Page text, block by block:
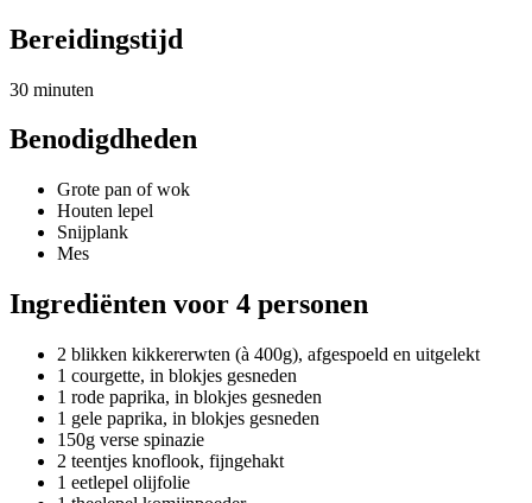
Bereidingstijd
30 minuten
Benodigdheden
Grote pan of wok
Houten lepel
Snijplank
Mes
Ingrediënten voor 4 personen
2 blikken kikkererwten (à 400g), afgespoeld en uitgelekt
1 courgette, in blokjes gesneden
1 rode paprika, in blokjes gesneden
1 gele paprika, in blokjes gesneden
150g verse spinazie
2 teentjes knoflook, fijngehakt
1 eetlepel olijfolie